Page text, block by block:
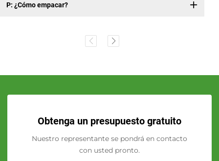
P: ¿Cómo empacar?
Obtenga un presupuesto gratuito
Nuestro representante se pondrá en contacto
con usted pronto.